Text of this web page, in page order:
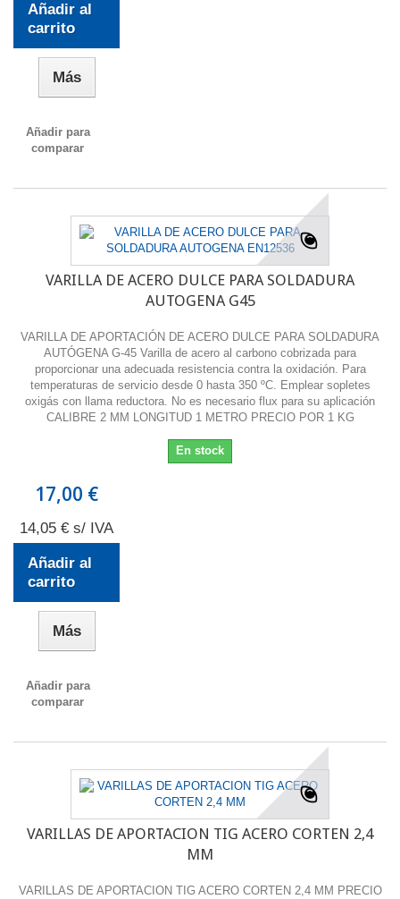
Añadir al
carrito
Más
Añadir para
comparar
VARILLA DE ACERO DULCE PARA SOLDADURA
AUTOGENA G45
VARILLA DE APORTACIÓN DE ACERO DULCE PARA SOLDADURA
AUTÓGENA G-45 Varilla de acero al carbono cobrizada para
proporcionar una adecuada resistencia contra la oxidación. Para
temperaturas de servicio desde 0 hasta 350 ºC. Emplear sopletes
oxigás con llama reductora. No es necesario flux para su aplicación
CALIBRE 2 MM LONGITUD 1 METRO PRECIO POR 1 KG
En stock
17,00 €
14,05 € s/ IVA
Añadir al
carrito
Más
Añadir para
comparar
VARILLAS DE APORTACION TIG ACERO CORTEN 2,4
MM
VARILLAS DE APORTACION TIG ACERO CORTEN 2,4 MM PRECIO